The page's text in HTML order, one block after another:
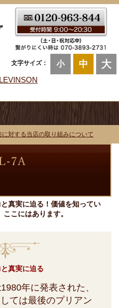
文字サイズ： 小 中 大
に対する当店の取り組みについて
真実に迫る！価値を知ってい
こにはあります。
真実に迫る
1980年に発表された、
ては最後のプリアン